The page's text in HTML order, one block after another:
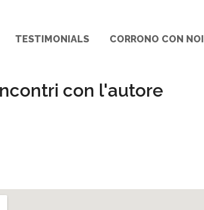
TESTIMONIALS CORRONO CON NOI
con l'autore